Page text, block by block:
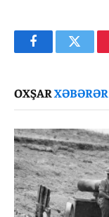
Facebook
OXŞARXƏBƏRƏR